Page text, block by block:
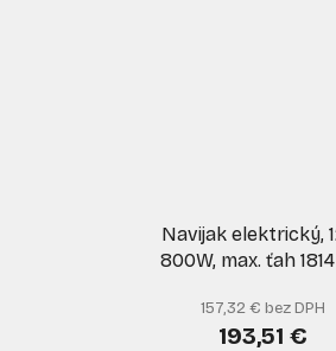
Navijak elektrický,
800W, max. ťah
MAR-POL
157,32 € bez DPH
193,51 €